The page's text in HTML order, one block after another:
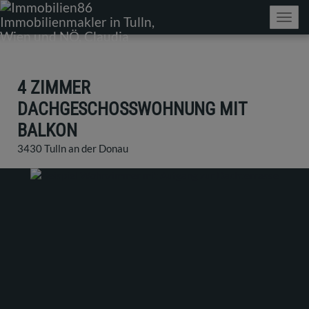
4 ZIMMER
DACHGESCHOSSWOHNUNG MIT
BALKON
3430 Tulln an der Donau